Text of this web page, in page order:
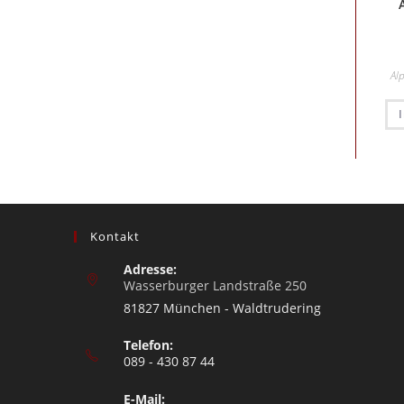
Kontakt
Adresse:
Wasserburger Landstraße 250
81827 München - Waldtrudering
Telefon:
089 - 430 87 44
E-Mail: